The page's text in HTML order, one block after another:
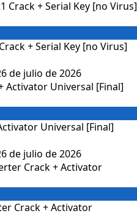
+ Serial Key [no Virus]
de julio de 2026
Universal [Final]
de julio de 2026
Crack + Activator